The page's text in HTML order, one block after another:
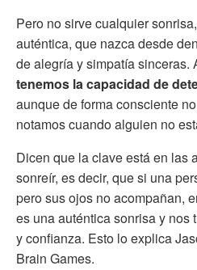
Pero no sirve cualquier
auténtica, que nazca desde
de alegría y simpatía sinceras.
tenemos la capacidad de
aunque de forma consciente
notamos cuando alguien no
Dicen que la clave está en las
sonreír, es decir, que si una
pero sus ojos no acompañan,
es una auténtica sonrisa y nos
y confianza. Esto lo explica
Brain Games.